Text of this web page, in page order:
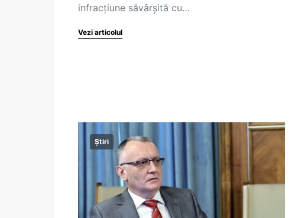
infracțiune săvârșită cu…
Vezi articolul
Știri